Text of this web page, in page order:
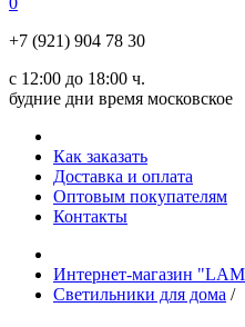
+7 (921) 904 78 30
с 12:00 до 18:00 ч.
будние дни время московское
Как заказать
Доставка и оплата
Оптовым покупателям
Контакты
Интернет-магазин
Светильники для дома /